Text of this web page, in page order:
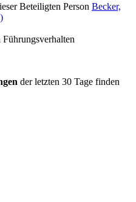
Beteiligten Person Becker,
der letzten 30 Tage finden